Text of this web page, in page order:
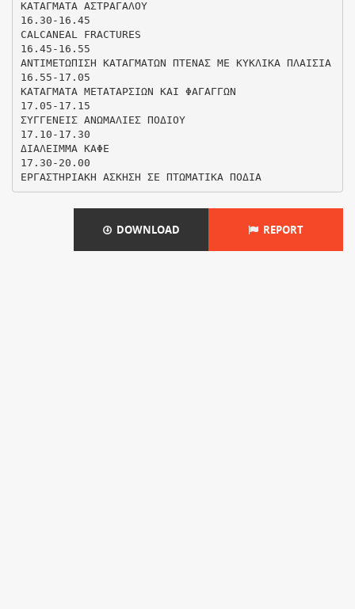
ΚΑΤΑΓΜΑΤΑ ΑΣΤΡΑΓΑΛΟΥ
16.30-16.45
CALCANEAL FRACTURES
16.45-16.55
ΑΝΤΙΜΕΤΩΠΙΣΗ ΚΑΤΑΓΜΑΤΩΝ ΠΤΕΝΑΣ ΜΕ ΚΥΚΛΙΚΑ ΠΛΑΙΣΙΑ
16.55-17.05
ΚΑΤΑΓΜΑΤΑ ΜΕΤΑΤΑΡΣΙΩΝ ΚΑΙ ΦΑΓΑΓΓΩΝ
17.05-17.15
ΣΥΓΓΕΝΕΙΣ ΑΝΩΜΑΛΙΕΣ ΠΟΔΙΟΥ
17.10-17.30
ΔΙΑΛΕΙΜΜΑ ΚΑΦΕ
17.30-20.00
DOWNLOAD REPORT